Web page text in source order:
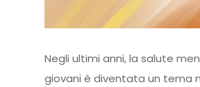
Negli ultimi anni, la salute
giovani è diventata un tema